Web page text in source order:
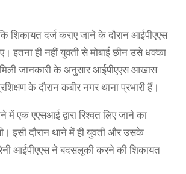
शिकायत दर्ज कराए जाने के दौरान आईपीएएस
इतना ही नहीं युवती से मोबाई छीन उसे धक्का
मिली जानकारी के अनुसार आईपीएएस आखास
के दौरान कबीर नगर थाना प्रभारी हैं।
में एक एएसआई द्वारा रिश्वत लिए जाने का
इसी दौरान थाने में ही युवती और उसके
आईपीएएस ने बदसलूकी करने की शिकायत